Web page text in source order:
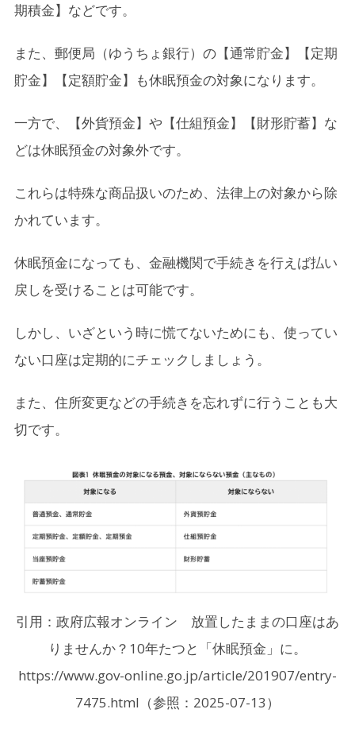
期積金】などです。
また、郵便局（ゆうちょ銀行）の【通常貯金】【定期
貯金】【定額貯金】も休眠預金の対象になります。
一方で、【外貨預金】や【仕組預金】【財形貯蓄】な
どは休眠預金の対象外です。
これらは特殊な商品扱いのため、法律上の対象から除
かれています。
休眠預金になっても、金融機関で手続きを行えば払い
戻しを受けることは可能です。
しかし、いざという時に慌てないためにも、使ってい
ない口座は定期的にチェックしましょう。
また、住所変更などの手続きを忘れずに行うことも大
切です。
引用：政府広報オンライン 放置したままの口座はあ
りませんか？10年たつと「休眠預金」に。
https://www.gov-online.go.jp/article/201907/entry-
7475.html（参照：2025-07-13）